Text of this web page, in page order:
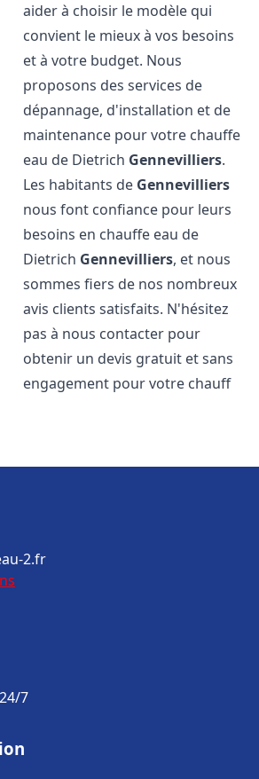
aider à choisir le modèle qui
convient le mieux à vos besoins
et à votre budget. Nous
proposons des services de
dépannage, d'installation et de
maintenance pour votre chauffe
eau de Dietrich Gennevilliers.
Les habitants de Gennevilliers
nous font confiance pour leurs
besoins en chauffe eau de
Dietrich Gennevilliers, et nous
sommes fiers de nos nombreux
avis clients satisfaits. N'hésitez
pas à nous contacter pour
obtenir un devis gratuit et sans
engagement pour votre chauff
2.fr
7